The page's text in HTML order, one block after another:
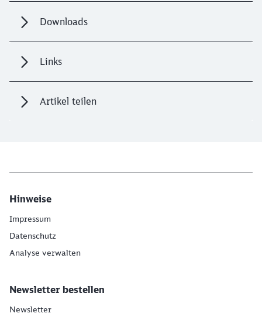
Downloads
Links
Artikel teilen
Hinweise
Impressum
Datenschutz
Analyse verwalten
Newsletter bestellen
Newsletter